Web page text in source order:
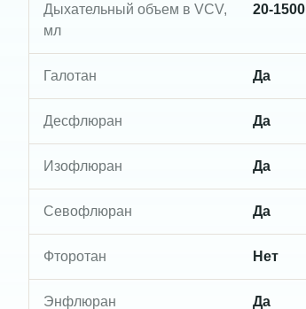
Дыхательный объем в VCV,
мл
20-1500
Галотан Да
Десфлюран Да
Изофлюран Да
Севофлюран Да
Фторотан Нет
Энфлюран Да